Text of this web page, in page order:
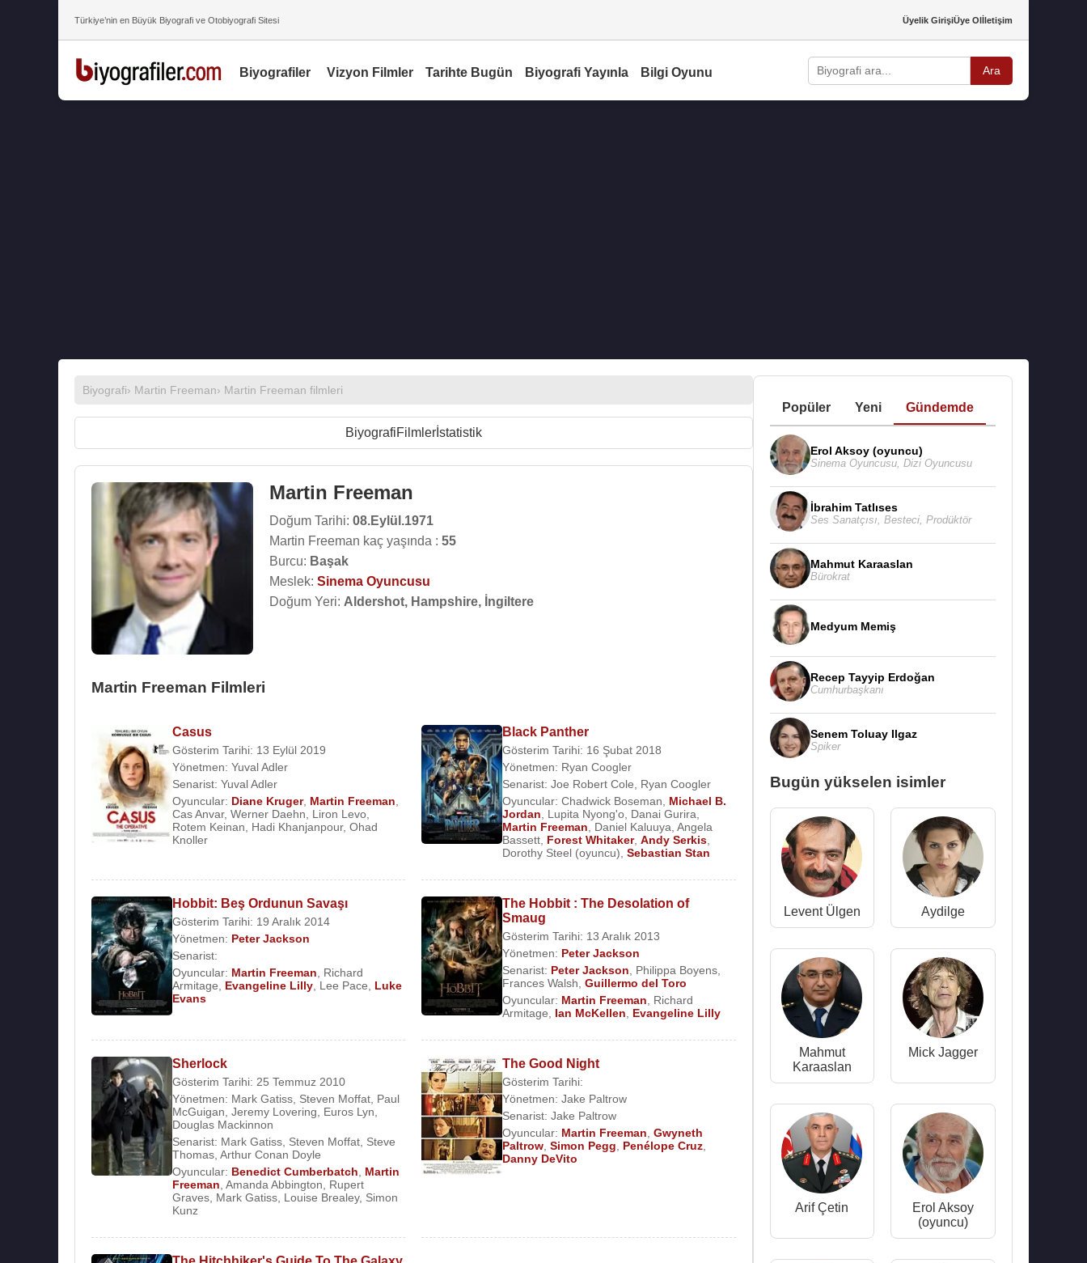
Türkiye’nin en Büyük Biyografi ve Otobiyografi Sitesi Üyelik GirişiÜye Olİletişim
Biyografiler Vizyon Filmler Tarihte Bugün Biyografi Yayınla Bilgi Oyunu Ara
Biyografi› Martin Freeman› Martin Freeman filmleri
BiyografiFilmlerİstatistik
Martin Freeman
Doğum Tarihi: 08.Eylül.1971
Martin Freeman kaç yaşında : 55
Burcu: Başak
Meslek: Sinema Oyuncusu
Doğum Yeri: Aldershot, Hampshire, İngiltere
Martin Freeman Filmleri
Casus
Gösterim Tarihi: 13 Eylül 2019
Yönetmen: Yuval Adler
Senarist: Yuval Adler
Oyuncular: Diane Kruger, Martin Freeman
Cas Anvar, Werner Daehn Liron Levo
Rotem Keinan
Hadi Khanjanpour, Ohad
Knoller
Black Panther
Gösterim Tarihi: 16 Şubat 2018
Yönetmen: Ryan Coogler
Senarist:Joe Robert Cole
Ryan Coogler
Oyuncular:Chadwick Boseman
Michael B.
Jordan
Lupita Nyong'o Danai Gurira
Martin Freeman
Daniel Kaluuya ,Angela
Bassett Forest Whitaker,Andy Serkis
Dorothy Steel (oyuncu) ,Sebastian Stan
Hobbit: Beş Ordunun Savaşı
Gösterim Tarihi: 19 Aralık 2014
Yönetmen: Peter Jackson
Senarist:
Oyuncular: Martin Freeman
Richard
Armitage
Evangeline Lilly Lee Pace
Luke
Evans
The Hobbit : The Desolation of
Smaug
Gösterim Tarihi: 13 Aralık 2013
Yönetmen: Peter Jackson
Senarist: Peter Jackson Philippa Boyens
Frances Walsh ,Guillermo del Toro
Oyuncular: Martin Freeman
Richard
Armitage
Ian McKellen Evangeline Lilly
Sherlock
Gösterim Tarihi: 25 Temmuz 2010
Yönetmen: Mark Gatiss Steven Moffat Paul
McGuigan Jeremy Lovering Euros Lyn
Douglas Mackinnon
Senarist: Mark Gatiss Steven Moffat Steve
Thomas Arthur Conan Doyle
Oyuncular: Benedict Cumberbatch
Martin
Freeman Amanda Abbington
Rupert
Graves Mark Gatiss Louise Brealey, Simon
Kunz
The Good Night
Gösterim Tarihi:
Yönetmen:Jake Paltrow
Senarist:Jake Paltrow
Oyuncular: Martin Freeman ,Gwyneth
Paltrow ,Simon Pegg Penélope Cruz
Danny DeVito
Popüler Yeni Gündemde
Erol Aksoy (oyuncu)
Sinema Oyuncusu, Dizi Oyuncusu
İbrahim Tatlıses
Ses Sanatçısı Besteci, Prodüktör
Mahmut Karaaslan
Bürokrat
Medyum Memiş
Recep Tayyip Erdoğan
Cumhurbaşkanı
Senem Toluay Ilgaz
Spiker
Bugün yükselen isimler
Levent Ülgen Aydilge
Mahmut
Karaaslan
Mick Jagger
Arif Çetin
Erol Aksoy
(oyuncu)